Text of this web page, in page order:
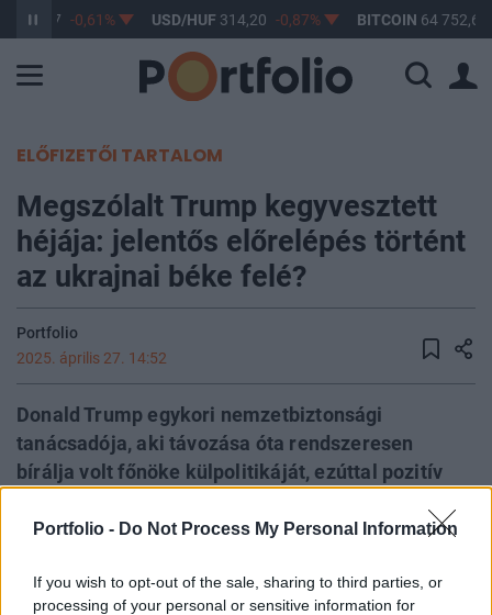
Portfolio - Do Not Process My Personal Information
If you wish to opt-out of the sale, sharing to third parties, or
processing of your personal or sensitive information for
363,17 -0,61% USD/HUF 314,20 -0,87% BITCOIN 64 752,64
ELŐFIZETŐI TARTALOM
Megszólalt Trump kegyvesztett
héjája: jelentős előrelépés történt
az ukrajnai béke felé?
Portfolio
2025. április 27. 14:52
Donald Trump egykori nemzetbiztonsági
tanácsadója, aki távozása óta rendszeresen
bírálja volt főnöke külpolitikáját, ezúttal pozitív
Zelenszkij tegnapi római egyeztetéséről, melyet
helyreállítása felé - írja a Hill.